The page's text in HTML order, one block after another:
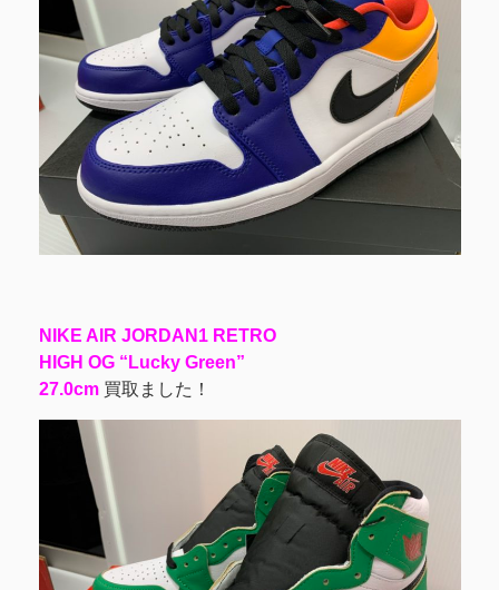
NIKE AIR JORDAN1 RETRO
HIGH OG “Lucky Green”
27.0cm買取ました！